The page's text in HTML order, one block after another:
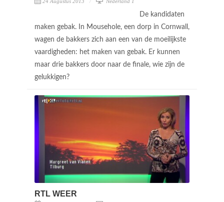
De kandidaten
maken gebak. In Mousehole, een dorp in Cornwall,
wagen de bakkers zich aan een van de moeilijkste
vaardigheden: het maken van gebak. Er kunnen
maar drie bakkers door naar de finale, wie zijn de
gelukkigen?
RTL WEER